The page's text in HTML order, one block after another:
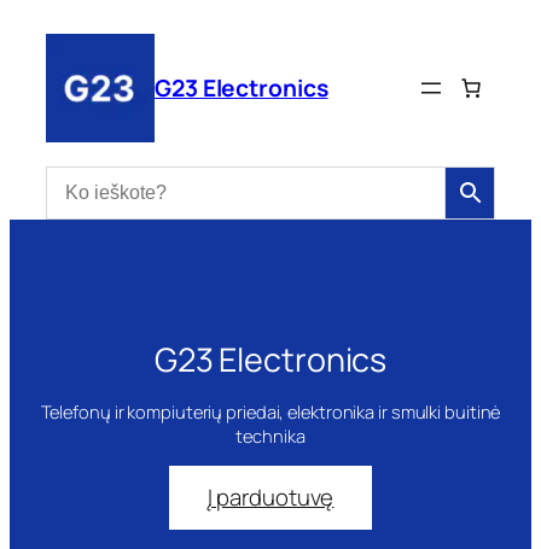
turinio
G23 Electronics
G23 Electronics
Telefonų ir kompiuterių priedai, elektronika ir smulki buitinė
technika
Į parduotuvę